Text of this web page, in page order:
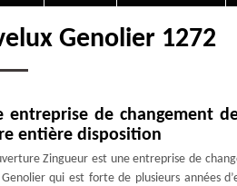
Genolier 1272
entreprise de changement
entière disposition
Zingueur est une entreprise de
qui est forte de plusieurs années